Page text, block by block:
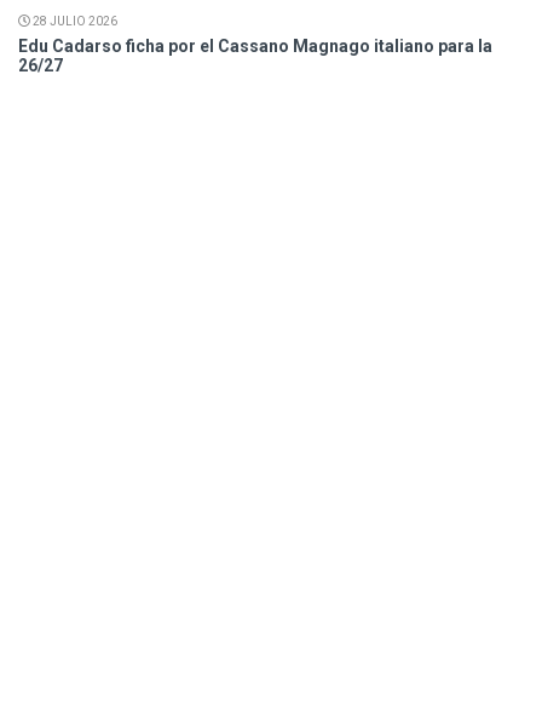
28 JULIO 2026
Edu Cadarso ficha por el Cassano Magnago italiano para la
26/27